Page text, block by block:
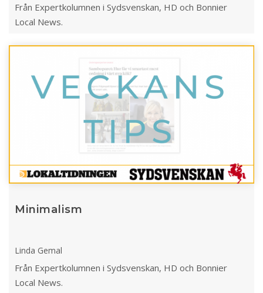
Från Expertkolumnen i Sydsvenskan, HD och Bonnier
Local News.
Minimalism
Linda Gemal
Från Expertkolumnen i Sydsvenskan, HD och Bonnier
Local News.